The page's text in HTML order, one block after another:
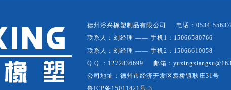
德州浴兴橡塑制品有限公司 电话：0534-
联系人：刘经理 —— 手机1：15066580766
联系人：刘经理 —— 手机2：15066610058
Q Q ：1272836699 邮箱：
公司地址：德州市经济开发区袁桥镇耿庄31号
鲁ICP备15011421号-3